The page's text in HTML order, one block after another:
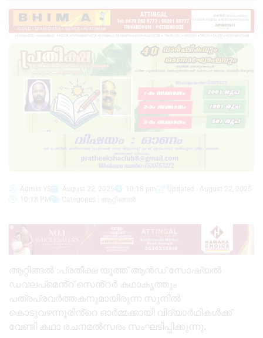
Admin YS August 22, 2025 10:18 pm
Updated : August 22, 2025
10:18 PM
Categories : ആറ്റിങ്ങൽ
ആറ്റിങ്ങൽ :പ്രതീക്ഷ യൂത്ത് ആൻഡ് സോഷ്യൽ
ഡവലപ്മെൻ്റ് സെൻ്റർ കഥാകൃത്തും
പത്രപ്രവർത്തകനുമായിരുന്ന സുനിൽ
കൊടുവഴന്നൂരിൻ്റെ ഓർമ്മക്കായി വിദ്യാർഥികൾക്ക്
വേണ്ടി കഥാ രചനമൽസരം സംഘടിപ്പിക്കുന്നു.